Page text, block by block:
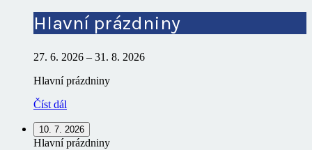
Hlavní prázdniny
27. 6. 2026 – 31. 8. 2026
Hlavní prázdniny
Číst dál
10. 7. 2026
Hlavní prázdniny